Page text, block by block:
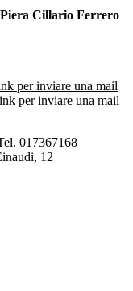
Cillario Ferrero
per inviare una mail
per inviare una mail
017367168
12